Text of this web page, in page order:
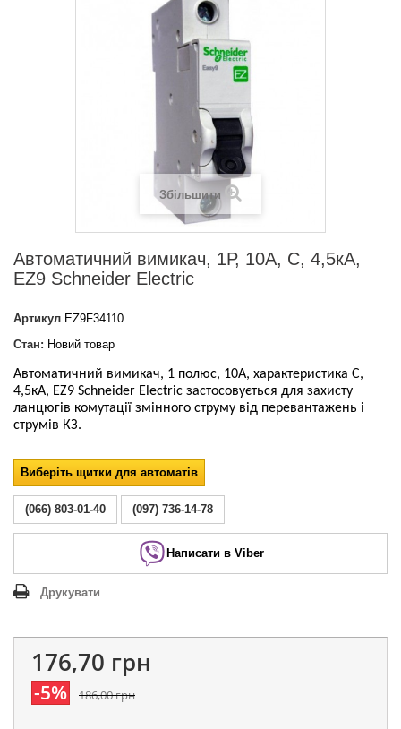
Збільшити
Автоматичний вимикач, 1Р, 10А, С, 4,5кА,
EZ9 Schneider Electric
Артикул EZ9F34110
Стан: Новий товар
Автоматичний вимикач, 1 полюс, 10А, характеристика С,
4,5кА, EZ9 Schneider Electric застосовується для захисту
ланцюгів комутації змінного струму від перевантажень і
струмів КЗ.
Виберіть щитки для автоматів
(066) 803-01-40 (097) 736-14-78
Написати в Viber
Друкувати
176,70 грн
-5% 186,00 грн